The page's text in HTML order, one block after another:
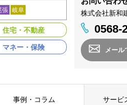
株式会社新和
0568-
メール
張 岐阜
住宅・不動産
マネー・保険
事例・コラム サービ